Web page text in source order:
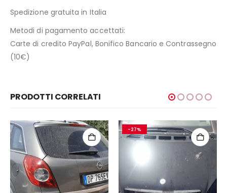
Spedizione gratuita in Italia
Metodi di pagamento accettati:
Carte di credito PayPal, Bonifico Bancario e Contrassegno
(10€)
PRODOTTI CORRELATI
-27%